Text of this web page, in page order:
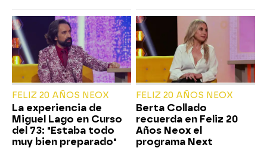
FELIZ 20 AÑOS NEOX
La experiencia de
Miguel Lago en Curso
del 73: "Estaba todo
muy bien preparado"
FELIZ 20 AÑOS NEOX
Berta Collado
recuerda en Feliz 20
Años Neox el
programa Next